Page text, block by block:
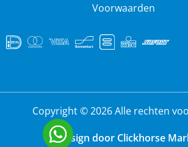
Voorwaarden
Copyright © 2026 Alle rechten
Design door Clickhorse